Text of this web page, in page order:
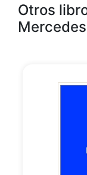
Otros
Mercedes